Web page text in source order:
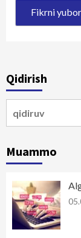
Qidirish
Muammo